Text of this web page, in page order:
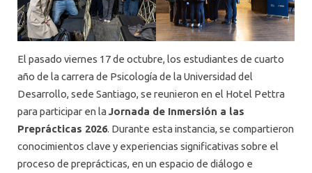
El pasado viernes 17 de octubre, los estudiantes de cuarto
año de la carrera de Psicología de la Universidad del
Desarrollo, sede Santiago, se reunieron en el Hotel Pettra
para participar en la Jornada de Inmersión a las
Preprácticas 2026. Durante esta instancia, se compartieron
conocimientos clave y experiencias significativas sobre el
proceso de preprácticas, en un espacio de diálogo e